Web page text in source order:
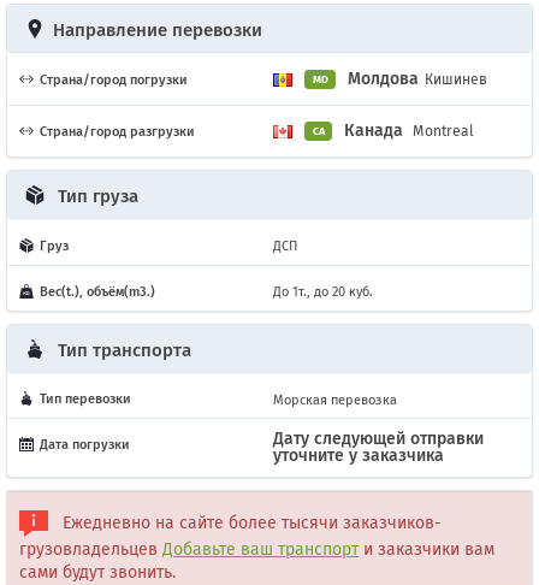
Направление перевозки
Страна/город погрузки MD Молдова Кишинев
Страна/город разгрузки CA Канада Montreal
Тип груза
Груз ДСП
Вес(t.), объём(m3.) До 1т., до 20 куб.
Тип транспорта
Тип перевозки Морская перевозка
Дата погрузки
Дату следующей отправки
уточните у заказчика
Ежедневно на сайте более тысячи заказчиков-
грузовладельцевДобавьте ваш транспорти заказчики вам
сами будут звонить.